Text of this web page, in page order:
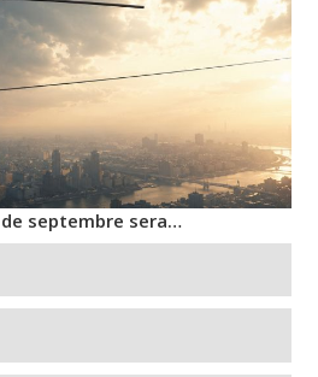
septembre sera…